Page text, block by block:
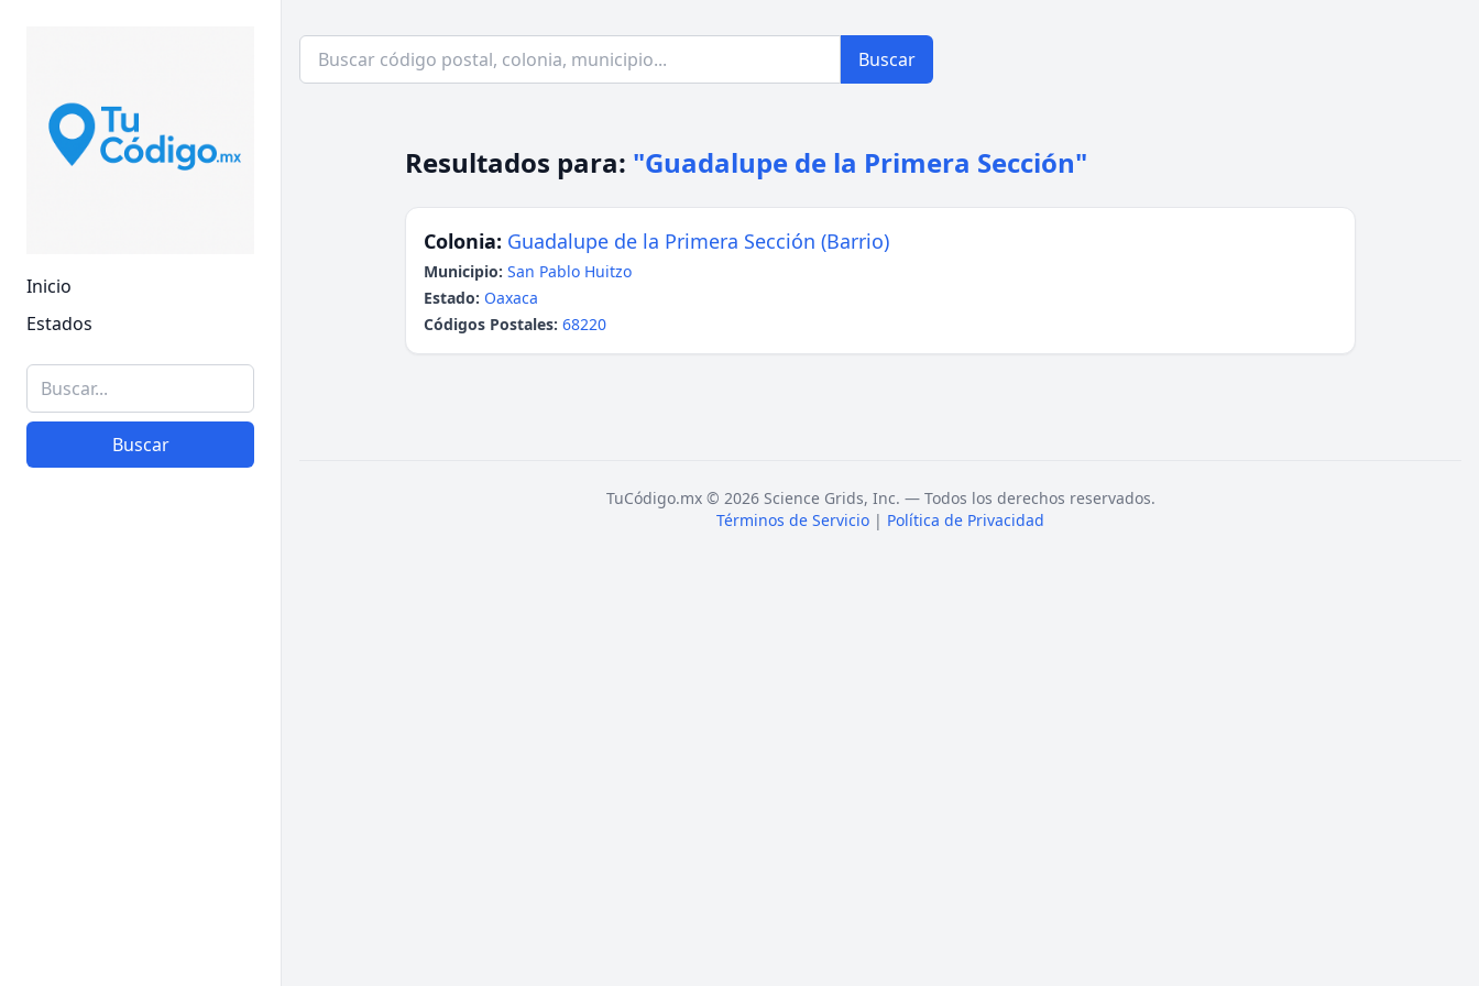
Inicio
Estados
Buscar
Buscar
Resultados para: "Guadalupe de la Primera Sección"
Colonia: Guadalupe de la Primera Sección (Barrio)
Municipio: San Pablo Huitzo
Estado: Oaxaca
Códigos Postales: 68220
TuCódigo.mx © 2026 Science Grids, Inc. — Todos los derechos reservados.
Términos de Servicio | Política de Privacidad